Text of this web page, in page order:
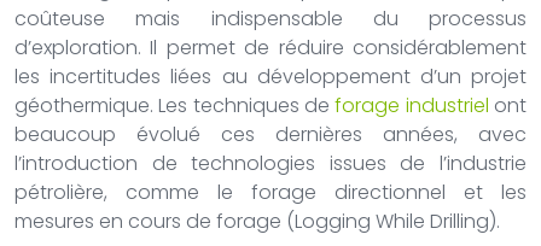
coûteuse mais indispensable du processus
d’exploration. Il permet de réduire considérablement
les incertitudes liées au développement d’un projet
géothermique. Les techniques deforage industriel ont
beaucoup évolué ces dernières années, avec
l’introduction de technologies issues de l’industrie
pétrolière, comme le forage directionnel et les
mesures en cours de forage (Logging While Drilling).